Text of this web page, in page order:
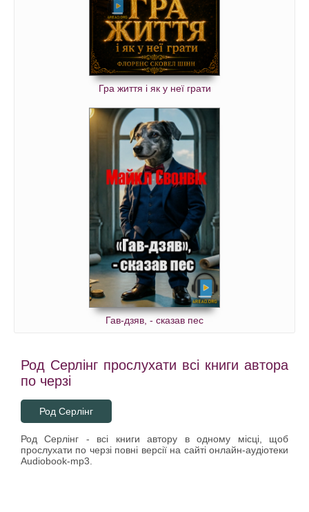
Гра життя і як у неї грати
Гав-дзяв, - сказав пес
Род Серлінг прослухати всі книги автора
по черзі
Род Серлінг
Род Серлінг - всі книги автору в одному місці, щоб
прослухати по черзі повні версії на сайті онлайн-аудіотеки
Audiobook-mp3.